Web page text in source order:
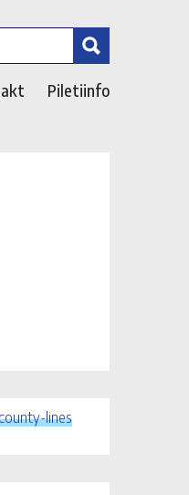
Piletiinfo
lines